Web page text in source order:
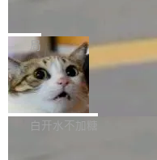
是把这段空隙补上。 回退到
aDB 捕获 commit 之间的每
微软同期总资本开支的四成
bet、微软以及 Meta 等传统
ceXAI的资金消耗速度尤为
撑庞大支出的资金来源却呈
貌。数据显示，微软和
一个在终端里运行的编程
1.2，驱动这个 agent 的新模
你可以用 curl -fsSL https://
sh | bash 安装一个能在大
代码、验证结果的 AI 终端
局
美团开源 LoHoSearch，
准 AI 能力认知
机器出题的前提，是让机器
构建流程可以分为四个环节
白开水不加糖